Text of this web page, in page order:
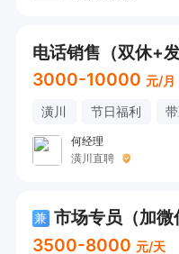
电话销售（双休+发
3000-10000 元/月
潢川 节日福利
何经理
潢川直聘
兼
3500-8000 元/天